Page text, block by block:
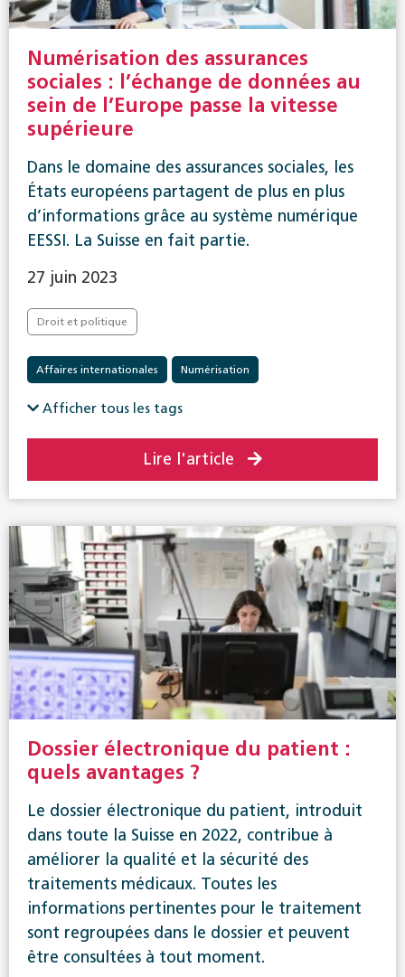
Numérisation des assurances
sociales : l’échange de données au
sein de l’Europe passe la vitesse
supérieure
Dans le domaine des assurances sociales, les
États européens partagent de plus en plus
d’informations grâce au système numérique
EESSI. La Suisse en fait partie.
27 juin 2023
Droit et politique
Affaires internationales Numérisation
Afficher tous les tags
Lire l'article
Dossier électronique du patient :
quels avantages ?
Le dossier électronique du patient, introduit
dans toute la Suisse en 2022, contribue à
améliorer la qualité et la sécurité des
traitements médicaux. Toutes les
informations pertinentes pour le traitement
sont regroupées dans le dossier et peuvent
être consultées à tout moment.